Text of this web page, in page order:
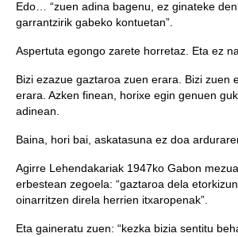
Edo… “zuen adina bagenu, ez ginateke
garrantzirik gabeko kontuetan”.
Aspertuta egongo zarete horretaz. Eta ez
Bizi ezazue gaztaroa zuen erara. Bizi zuen
erara. Azken finean, horixe egin genuen
adinean.
Baina, hori bai, askatasuna ez doa
Agirre Lehendakariak 1947ko Gabon
erbestean zegoela: “gaztaroa dela
oinarritzen direla herrien itxaropenak”.
Eta gaineratu zuen: “kezka bizia sentitu